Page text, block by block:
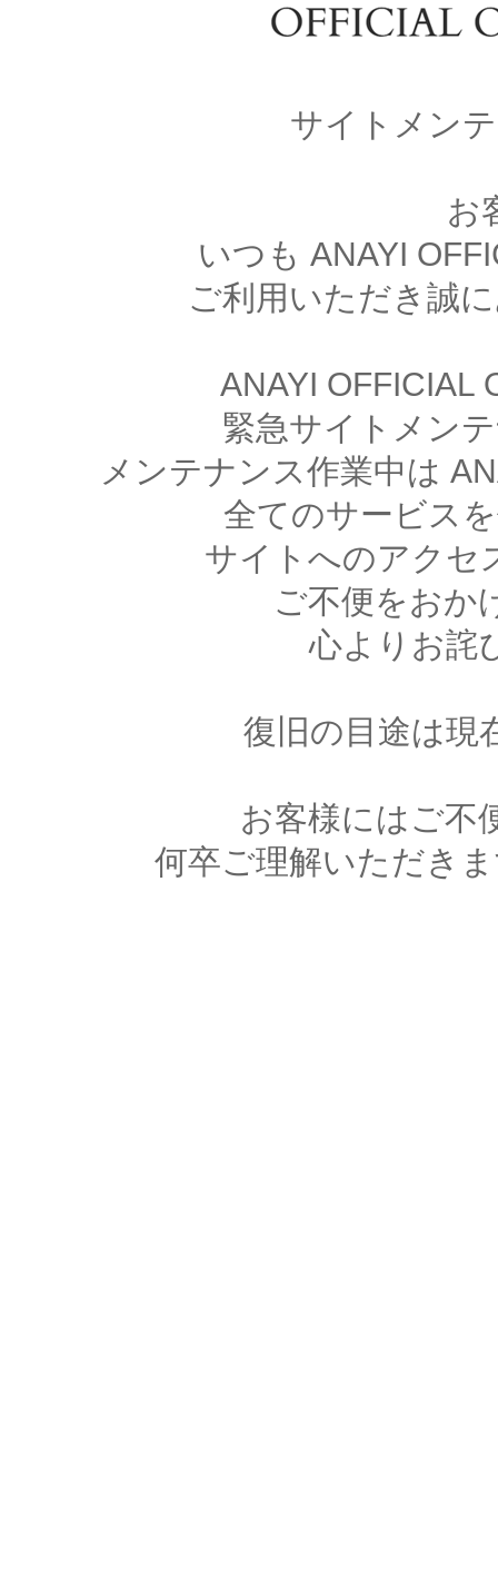
サイトメン
お
いつも ANAYI
ご利用いただき誠
ANAYI OFFICIAL
緊急サイトメン
メンテナンス作業中は
全てのサービス
サイトへのアクセ
ご不便をおか
心よりお詫
復旧の目途は現
お客様にはご不
何卒ご理解いただき